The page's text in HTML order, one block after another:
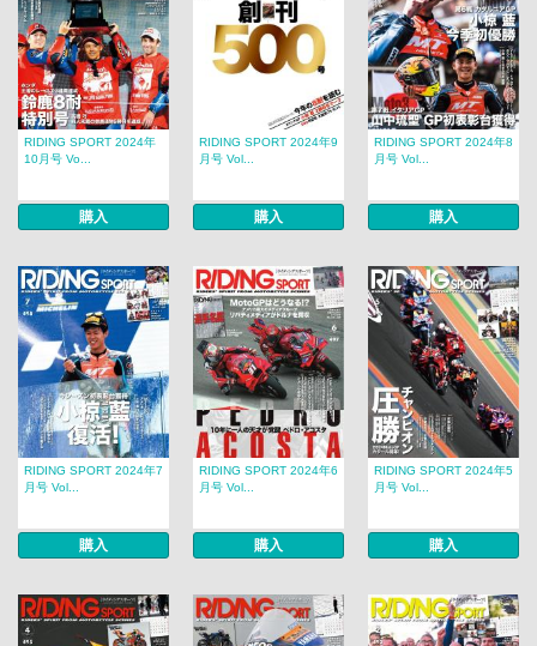
RIDING SPORT 2024年
10月号 Vo...
購入
RIDING SPORT 2024年9
月号 Vol...
購入
RIDING SPORT 2024年8
月号 Vol...
購入
RIDING SPORT 2024年7
月号 Vol...
購入
RIDING SPORT 2024年6
月号 Vol...
購入
RIDING SPORT 2024年5
月号 Vol...
購入